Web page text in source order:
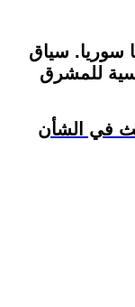
سوريا. سياق
في الشأن